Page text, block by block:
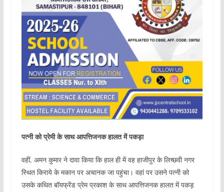
पत्नी को प्रेमी के साथ आपत्तिजनक हालत में पकड़ा
वहीं, अमन कुमार ने दावा किया कि हाल ही में वह हाजीपुर के लिच्छवी नगर
स्थित किराये के मकान पर अचानक जा पहुंचा। वहां पर उसने पत्नी को
उसके कथित बॉयफ्रेंड प्रेम प्रकाश के साथ आपत्तिजनक हालत में पकड़